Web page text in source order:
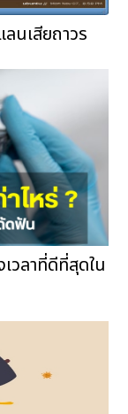
นเสียถาวร
วลาที่ดีที่สุดใน